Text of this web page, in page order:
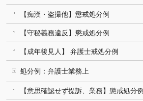
【痴漢・盗撮他】懲戒処分例
【守秘義務違反】懲戒処分例
【成年後見人】 弁護士戒処分例
処分例：弁護士業務上
【意思確認せず提訴、業務】懲戒処分例